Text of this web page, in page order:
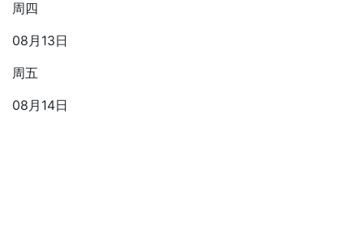
周四
08月13日
周五
08月14日